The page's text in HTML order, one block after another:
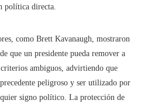
política directa.
como Brett Kavanaugh, mostraron
que un presidente pueda remover a
ambiguos, advirtiendo que
peligroso y ser utilizado por
signo político. La protección de